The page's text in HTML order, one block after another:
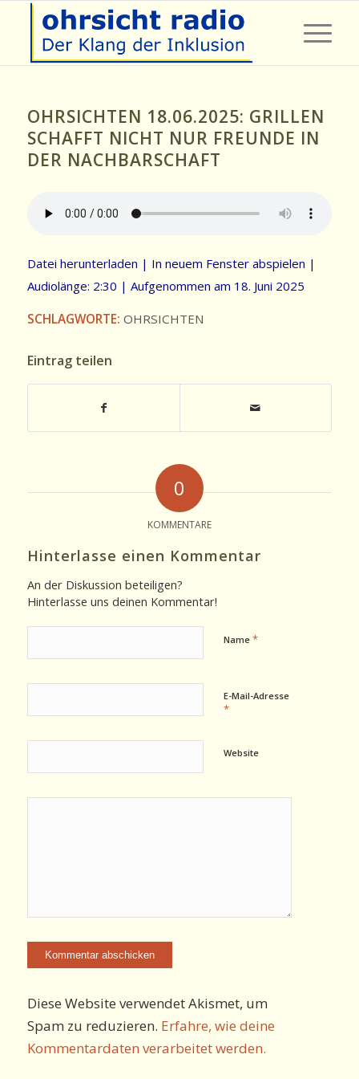
OHRSICHTEN 18.06.2025: GRILLEN
SCHAFFT NICHT NUR FREUNDE IN
DER NACHBARSCHAFT
Datei herunterladen | In neuem Fenster abspielen |
Audiolänge: 2:30 | Aufgenommen am 18. Juni 2025
SCHLAGWORTE: OHRSICHTEN
Eintrag teilen
0
KOMMENTARE
Hinterlasse einen Kommentar
An der Diskussion beteiligen?
Hinterlasse uns deinen Kommentar!
Name *
E-Mail-Adresse
*
Website
Diese Website verwendet Akismet, um
Spam zu reduzieren. Erfahre, wie deine
Kommentardaten verarbeitet werden.